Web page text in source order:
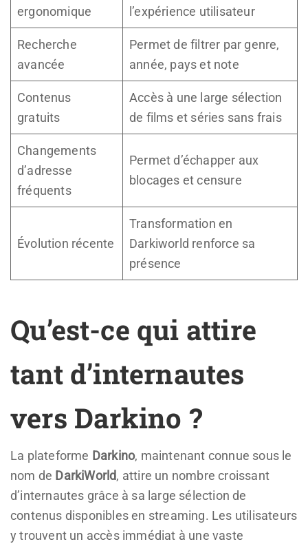
ergonomique
l’expérience utilisateur
Recherche
avancée
Permet de filtrer par genre,
année, pays et note
Contenus
gratuits
Accès à une large sélection
de films et séries sans frais
Changements
d’adresse
fréquents
Permet d’échapper aux
blocages et censure
Évolution récente
Transformation en
Darkiworld renforce sa
présence
Qu’est-ce qui attire
tant d’internautes
vers Darkino ?
La plateforme Darkino, maintenant connue sous le
nom de DarkiWorld, attire un nombre croissant
d’internautes grâce à sa large sélection de
contenus disponibles en streaming. Les utilisateurs
y trouvent un accès immédiat à une vaste